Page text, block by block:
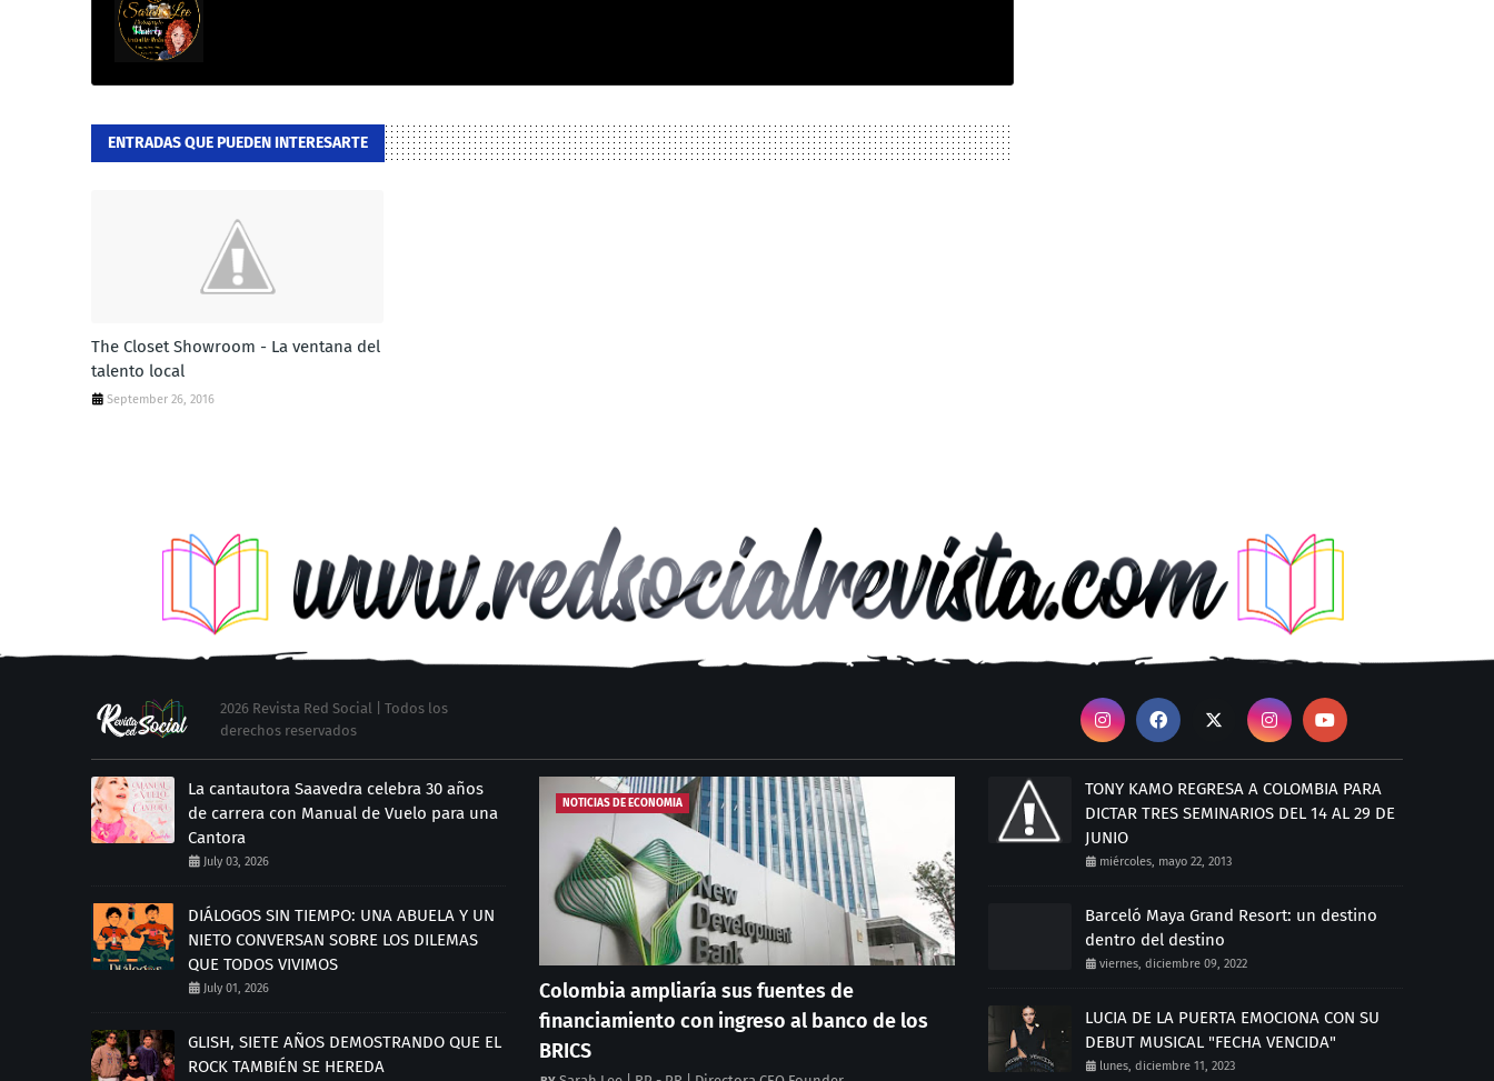
ENTRADAS QUE PUEDEN INTERESARTE
The Closet Showroom - La ventana del
talento local
September 26, 2016
2026 Revista Red Social | Todos los
derechos reservados
La cantautora Saavedra celebra 30 años
de carrera con Manual de Vuelo para una
Cantora
July 03, 2026
DIÁLOGOS SIN TIEMPO: UNA ABUELA Y UN
NIETO CONVERSAN SOBRE LOS DILEMAS
QUE TODOS VIVIMOS
July 01, 2026
GLISH, SIETE AÑOS DEMOSTRANDO QUE EL
ROCK TAMBIÉN SE HEREDA
NOTICIAS DE ECONOMIA
Colombia ampliaría sus fuentes de
financiamiento con ingreso al banco de los
BRICS
TONY KAMO REGRESA A COLOMBIA PARA
DICTAR TRES SEMINARIOS DEL 14 AL 29 DE
JUNIO
miércoles, mayo 22, 2013
Barceló Maya Grand Resort: un destino
dentro del destino
viernes, diciembre 09, 2022
LUCIA DE LA PUERTA EMOCIONA CON SU
DEBUT MUSICAL "FECHA VENCIDA"
lunes, diciembre 11, 2023